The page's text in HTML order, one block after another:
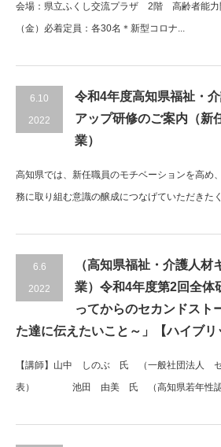
会場：県立ふくし交流プラザ 2階 高齢者能力
（金）必着定員：各30名＊新型コロナ...
6.10
2022
令和4年度高知県福祉・
アップ研修のご案内（新
業）
高知県では、新任職員のモチベーションを高め
務に取り組む意識の醸成につなげていただきた
6.6
2022
（高知県福祉・介護人材
業）令和4年度第2回全体
ってからのセカンドスト
た達に伝えたいこと～」【ハイブリ
【講師】山中 しのぶ 氏 （一般社団法人
表） 池田 由美 氏 （高知県若年性認